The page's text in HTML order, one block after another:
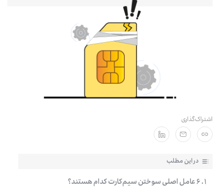
مشترکان سازمانی
در این مطلب
۱ . ۶ عامل اصلی سوختن سیم‌کارت کدام هستند؟
اشتراک‌گذاری